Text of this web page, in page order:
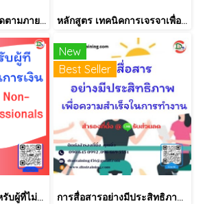
หลักสูตร การตรวจติดตามภายใน INTERNAL AUDIT ISO9001:2015 หลักสูตร เทคนิคการเจรจาเพื่อติดตามหนี้และกฎหมาย พ.ร.บ.ทวงหนี้
หลักสูตร การเงินสำหรับผู้ที่ไม่ได้มีวิชาชีพด้านการเงิน (Finance for Non-Finance Professionals)
New
Best Seller
การสื่อสารอย่างมีประสิทธิภาพ เพื่อความสำเร็จในการทำงาน